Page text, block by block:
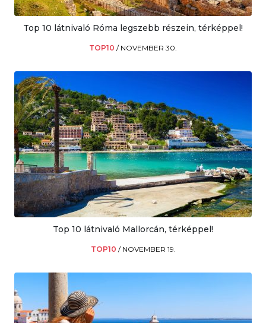
Top 10 látnivaló Róma legszebb részein, térképpel!
TOP10 / NOVEMBER 30.
Top 10 látnivaló Mallorcán, térképpel!
TOP10 / NOVEMBER 19.